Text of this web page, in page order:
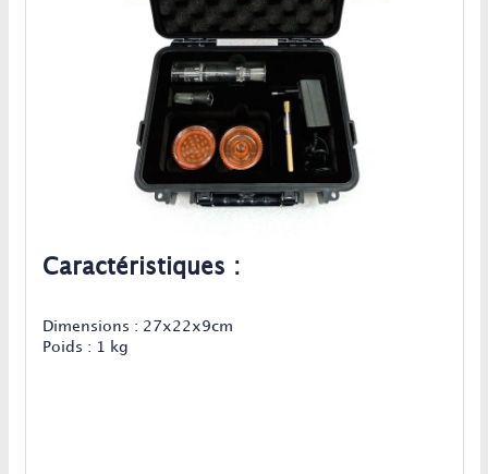
Caractéristiques :
Dimensions : 27x22x9cm
Poids : 1 kg